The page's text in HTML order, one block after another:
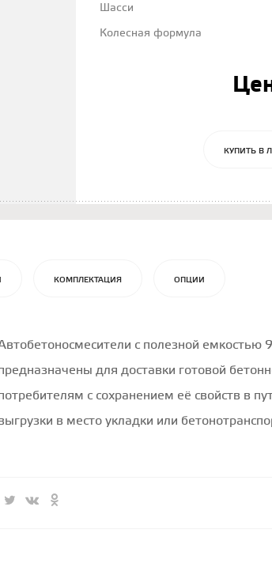
Шасси
Колесная формула
КУПИТЬ В
КОМПЛЕКТАЦИЯ ОПЦИИ
с полезной емкостью
для доставки готовой
с сохранением её свойств в
в место укладки или